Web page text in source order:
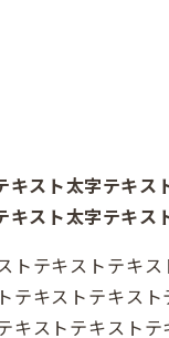
スト太字テキス
スト太字テキ
トテキストテキ
テキストテキス
キストテキスト